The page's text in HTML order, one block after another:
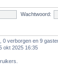
Wachtwoord:
verborgen en 9
okt 2025 16:35